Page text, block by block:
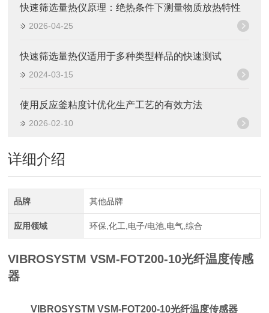
快速筛选量热仪原理：绝热条件下测量物质放热特性
2026-04-25
快速筛选量热仪适用于多种类型样品的快速测试
2024-03-15
使用反应釜粘度计优化生产工艺的有效方法
2026-02-10
详细介绍
品牌 其他品牌
应用领域 环保,化工,电子/电池,电气,综合
VIBROSYSTM VSM-FOT200-10光纤温度传感
器
VIBROSYSTM VSM-FOT200-10光纤温度传感器